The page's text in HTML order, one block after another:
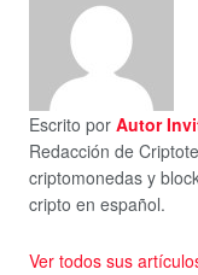
Escrito por Autor
Redacción de
criptomonedas y
cripto en español.
Ver todos sus